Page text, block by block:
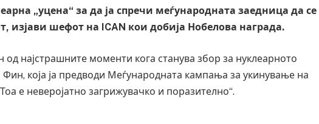
„уцена“ за да ја спречи меѓународната заедница да се
изјави шефот на ICAN кои добија Нобелова награда.
од најстрашните моменти кога станува збор за нуклеарното
Фин, која ја предводи Меѓународната кампања за укинување на
е неверојатно загрижувачко и поразително“.